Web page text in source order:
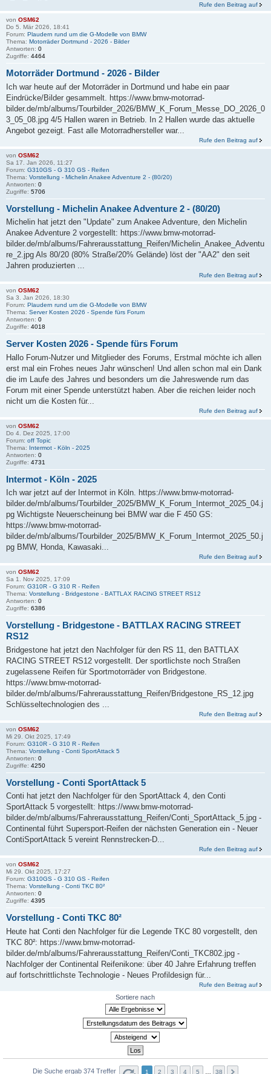
Rufe den Beitrag auf
von OSM62
Do 5. Mär 2026, 18:41
Forum: Plaudern rund um die G-Modelle von BMW
Thema: Motorräder Dortmund - 2026 - Bilder
Antworten: 0
Zugriffe: 4464
Motorräder Dortmund - 2026 - Bilder
Ich war heute auf der Motorräder in Dortmund und habe ein paar
Eindrücke/Bilder gesammelt. https://www.bmw-motorrad-
bilder.de/mb/albums/Tourbilder_2026/BMW_K_Forum_Messe_DO_2026_0
3_05_08.jpg 4/5 Hallen waren in Betrieb. In 2 Hallen wurde das aktuelle
Angebot gezeigt. Fast alle Motorradhersteller war...
Rufe den Beitrag auf
von OSM62
Sa 17. Jan 2026, 11:27
Forum: G310GS - G 310 GS - Reifen
Thema: Vorstellung - Michelin Anakee Adventure 2 - (80/20)
Antworten: 0
Zugriffe: 5706
Vorstellung - Michelin Anakee Adventure 2 - (80/20)
Michelin hat jetzt den "Update" zum Anakee Adventure, den Michelin
Anakee Adventure 2 vorgestellt: https://www.bmw-motorrad-
bilder.de/mb/albums/Fahrerausstattung_Reifen/Michelin_Anakee_Adventu
re_2.jpg Als 80/20 (80% Straße/20% Gelände) löst der "AA2" den seit
Jahren produzierten ...
Rufe den Beitrag auf
von OSM62
Sa 3. Jan 2026, 18:30
Forum: Plaudern rund um die G-Modelle von BMW
Thema: Server Kosten 2026 - Spende fürs Forum
Antworten: 0
Zugriffe: 4018
Server Kosten 2026 - Spende fürs Forum
Hallo Forum-Nutzer und Mitglieder des Forums, Erstmal möchte ich allen
erst mal ein Frohes neues Jahr wünschen! Und allen schon mal ein Dank
die im Laufe des Jahres und besonders um die Jahreswende rum das
Forum mit einer Spende unterstützt haben. Aber die reichen leider noch
nicht um die Kosten für...
Rufe den Beitrag auf
von OSM62
Do 4. Dez 2025, 17:00
Forum: off Topic
Thema: Intermot - Köln - 2025
Antworten: 0
Zugriffe: 4731
Intermot - Köln - 2025
Ich war jetzt auf der Intermot in Köln. https://www.bmw-motorrad-
bilder.de/mb/albums/Tourbilder_2025/BMW_K_Forum_Intermot_2025_04.j
pg Wichtigste Neuerscheinung bei BMW war die F 450 GS:
https://www.bmw-motorrad-
bilder.de/mb/albums/Tourbilder_2025/BMW_K_Forum_Intermot_2025_50.j
pg BMW, Honda, Kawasaki...
Rufe den Beitrag auf
von OSM62
Sa 1. Nov 2025, 17:09
Forum: G310R - G 310 R - Reifen
Thema: Vorstellung - Bridgestone - BATTLAX RACING STREET RS12
Antworten: 0
Zugriffe: 6386
Vorstellung - Bridgestone - BATTLAX RACING STREET
RS12
Bridgestone hat jetzt den Nachfolger für den RS 11, den BATTLAX
RACING STREET RS12 vorgestellt. Der sportlichste noch Straßen
zugelassene Reifen für Sportmotorräder von Bridgestone.
https://www.bmw-motorrad-
bilder.de/mb/albums/Fahrerausstattung_Reifen/Bridgestone_RS_12.jpg
Schlüsseltechnologien des ...
Rufe den Beitrag auf
von OSM62
Mi 29. Okt 2025, 17:49
Forum: G310R - G 310 R - Reifen
Thema: Vorstellung - Conti SportAttack 5
Antworten: 0
Zugriffe: 4250
Vorstellung - Conti SportAttack 5
Conti hat jetzt den Nachfolger für den SportAttack 4, den Conti
SportAttack 5 vorgestellt: https://www.bmw-motorrad-
bilder.de/mb/albums/Fahrerausstattung_Reifen/Conti_SportAttack_5.jpg -
Continental führt Supersport-Reifen der nächsten Generation ein - Neuer
ContiSportAttack 5 vereint Rennstrecken-D...
Rufe den Beitrag auf
von OSM62
Mi 29. Okt 2025, 17:27
Forum: G310GS - G 310 GS - Reifen
Thema: Vorstellung - Conti TKC 80²
Antworten: 0
Zugriffe: 4395
Vorstellung - Conti TKC 80²
Heute hat Conti den Nachfolger für die Legende TKC 80 vorgestellt, den
TKC 80²: https://www.bmw-motorrad-
bilder.de/mb/albums/Fahrerausstattung_Reifen/Conti_TKC802.jpg -
Nachfolger der Continental Reifenikone: über 40 Jahre Erfahrung treffen
auf fortschrittlichste Technologie - Neues Profildesign für...
Rufe den Beitrag auf
Sortiere nach
Die Suche ergab 374 Treffer 1 2 3 4 5 38